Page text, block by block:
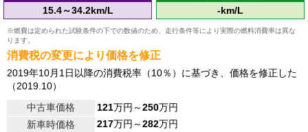
15.4～34.2km/L -km/L
※燃費は定められた試験条件の下での数値のため、走行条件等により実際の燃料消費率は異な
ります。
消費税の変更により価格を修正
2019年10月1日以降の消費税率（10％）に基づき、価格を修正した
（2019.10）
中古車価格
121万円～250万円
新車時価格
217万円～282万円